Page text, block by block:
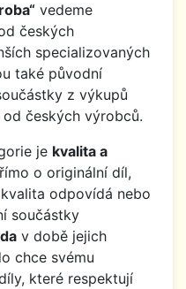
vedeme
českých
specializovaných
také původní
z výkupů
českých výrobců.
je kvalita a
o originální díl,
odpovídá nebo
součástky
v době jejich
chce svému
které respektují